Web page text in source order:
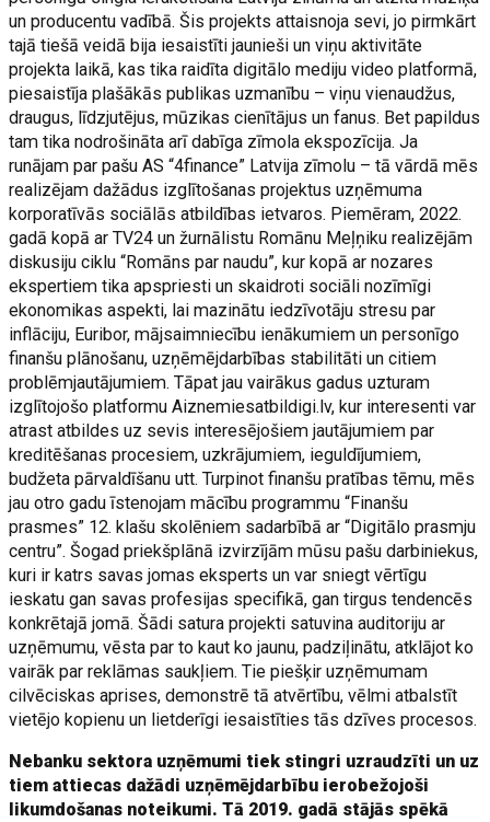
un producentu vadībā. Šis projekts attaisnoja sevi, jo pirmkārt
tajā tiešā veidā bija iesaistīti jaunieši un viņu aktivitāte
projekta laikā, kas tika raidīta digitālo mediju video platformā,
piesaistīja plašākās publikas uzmanību – viņu vienaudžus,
draugus, līdzjutējus, mūzikas cienītājus un fanus. Bet papildus
tam tika nodrošināta arī dabīga zīmola ekspozīcija. Ja
runājam par pašu AS “4finance” Latvija zīmolu – tā vārdā mēs
realizējam dažādus izglītošanas projektus uzņēmuma
korporatīvās sociālās atbildības ietvaros. Piemēram, 2022.
gadā kopā ar TV24 un žurnālistu Romānu Meļņiku realizējām
diskusiju ciklu “Romāns par naudu”, kur kopā ar nozares
ekspertiem tika apspriesti un skaidroti sociāli nozīmīgi
ekonomikas aspekti, lai mazinātu iedzīvotāju stresu par
inflāciju, Euribor, mājsaimniecību ienākumiem un personīgo
finanšu plānošanu, uzņēmējdarbības stabilitāti un citiem
problēmjautājumiem. Tāpat jau vairākus gadus uzturam
izglītojošo platformu Aiznemiesatbildigi.lv, kur interesenti var
atrast atbildes uz sevis interesējošiem jautājumiem par
kreditēšanas procesiem, uzkrājumiem, ieguldījumiem,
budžeta pārvaldīšanu utt. Turpinot finanšu pratības tēmu, mēs
jau otro gadu īstenojam mācību programmu “Finanšu
prasmes” 12. klašu skolēniem sadarbībā ar “Digitālo prasmju
centru”. Šogad priekšplānā izvirzījām mūsu pašu darbiniekus,
kuri ir katrs savas jomas eksperts un var sniegt vērtīgu
ieskatu gan savas profesijas specifikā, gan tirgus tendencēs
konkrētajā jomā. Šādi satura projekti satuvina auditoriju ar
uzņēmumu, vēsta par to kaut ko jaunu, padziļinātu, atklājot ko
vairāk par reklāmas saukļiem. Tie piešķir uzņēmumam
cilvēciskas aprises, demonstrē tā atvērtību, vēlmi atbalstīt
vietējo kopienu un lietderīgi iesaistīties tās dzīves procesos.
Nebanku sektora uzņēmumi tiek stingri uzraudzīti un uz
tiem attiecas dažādi uzņēmējdarbību ierobežojoši
likumdošanas noteikumi. Tā 2019. gadā stājās spēkā